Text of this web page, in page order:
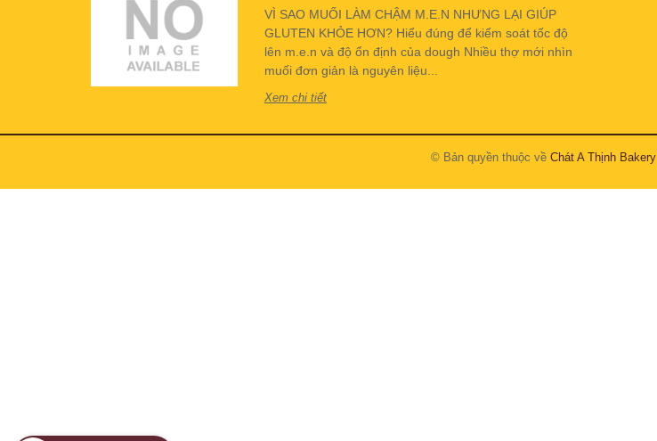
VÌ SAO MUỐI LÀM CHẬM M.E.N NHƯNG LẠI GIÚP
GLUTEN KHỎE HƠN? Hiểu đúng để kiểm soát tốc độ
lên m.e.n và độ ổn định của dough Nhiều thợ mới nhìn
muối đơn giản là nguyên liệu...
Xem chi tiết
© Bản quyền thuộc về Chát A Thịnh Bakery